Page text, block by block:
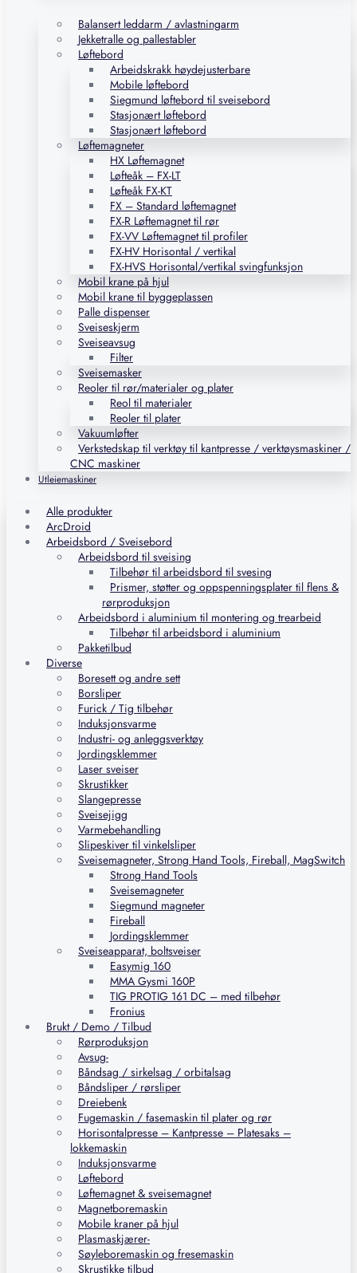
Balansert leddarm / avlastningarm
Jekketralle og pallestabler
Løftebord
Arbeidskrakk høydejusterbare
Mobile løftebord
Siegmund løftebord til sveisebord
Stasjonært løftebord
Stasjonært løftebord
Løftemagneter
HX Løftemagnet
Løfteåk – FX-LT
Løfteåk FX-KT
FX – Standard løftemagnet
FX-R Løftemagnet til rør
FX-VV Løftemagnet til profiler
FX-HV Horisontal / vertikal
FX-HVS Horisontal/vertikal svingfunksjon
Mobil krane på hjul
Mobil krane til byggeplassen
Palle dispenser
Sveiseskjerm
Sveiseavsug
Filter
Sveisemasker
Reoler til rør/materialer og plater
Reol til materialer
Reoler til plater
Vakuumløfter
Verkstedskap til verktøy til kantpresse / verktøysmaskiner /
CNC maskiner
Utleiemaskiner
Alle produkter
ArcDroid
Arbeidsbord / Sveisebord
Arbeidsbord til sveising
Tilbehør til arbeidsbord til svesing
Prismer, støtter og oppspenningsplater til flens &
rørproduksjon
Arbeidsbord i aluminium til montering og trearbeid
Tilbehør til arbeidsbord i aluminium
Pakketilbud
Diverse
Boresett og andre sett
Borsliper
Furick / Tig tilbehør
Induksjonsvarme
Industri- og anleggsverktøy
Jordingsklemmer
Laser sveiser
Skrustikker
Slangepresse
Sveisejigg
Varmebehandling
Slipeskiver til vinkelsliper
Sveisemagneter, Strong Hand Tools, Fireball, MagSwitch
Strong Hand Tools
Sveisemagneter
Siegmund magneter
Fireball
Jordingsklemmer
Sveiseapparat, boltsveiser
Easymig 160
MMA Gysmi 160P
TIG PROTIG 161 DC – med tilbehør
Fronius
Brukt / Demo / Tilbud
Rørproduksjon
Avsug-
Båndsag / sirkelsag / orbitalsag
Båndsliper / rørsliper
Dreiebenk
Fugemaskin / fasemaskin til plater og rør
Horisontalpresse – Kantpresse – Platesaks –
lokkemaskin
Induksjonsvarme
Løftebord
Løftemagnet & sveisemagnet
Magnetboremaskin
Mobile kraner på hjul
Plasmaskjærer-
Søyleboremaskin og fresemaskin
Skrustikke tilbud